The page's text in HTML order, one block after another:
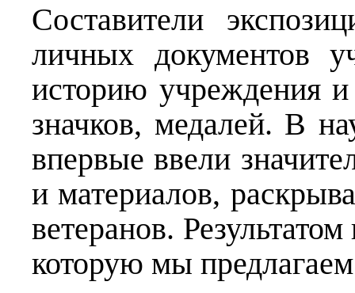
Составители
личных документов
историю учреждения и
значков, медалей. В
впервые ввели
и материалов,
ветеранов.
которую мы